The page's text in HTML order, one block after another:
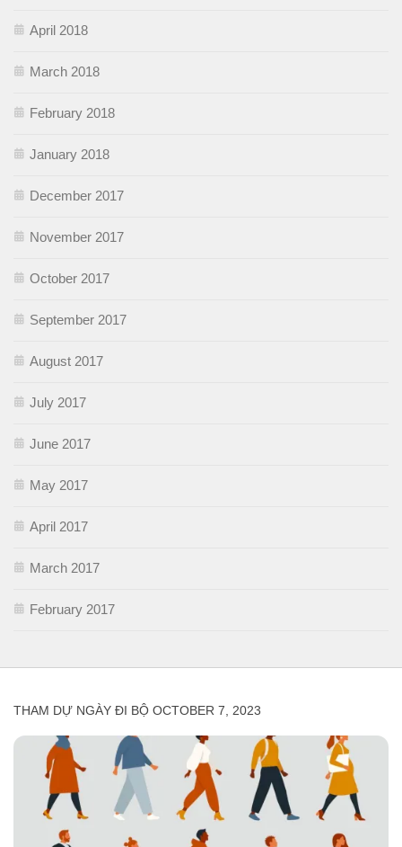
April 2018
March 2018
February 2018
January 2018
December 2017
November 2017
October 2017
September 2017
August 2017
July 2017
June 2017
May 2017
April 2017
March 2017
February 2017
THAM DỰ NGÀY ĐI BỘ OCTOBER 7, 2023